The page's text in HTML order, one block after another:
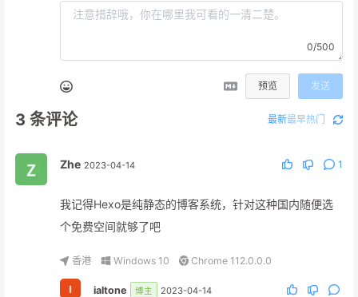
0/500
预览 发送
3 条评论 最新最早热门
Zhe 2023-04-14 1
我记得Hexo是纯静态的博客系统，针对这种国内随便选
个免费空间就够了吧
香港 Windows 10 Chrome 112.0.0.0
ialtone 博主 2023-04-14